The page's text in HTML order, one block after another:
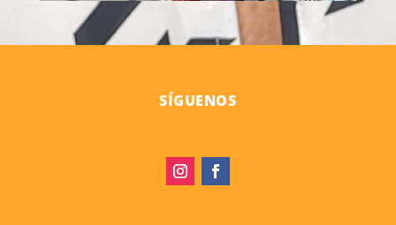
SÍGUENOS